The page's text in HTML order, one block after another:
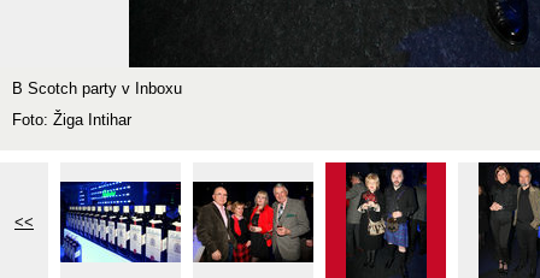
B Scotch party v Inboxu
Foto: Žiga Intihar
<<